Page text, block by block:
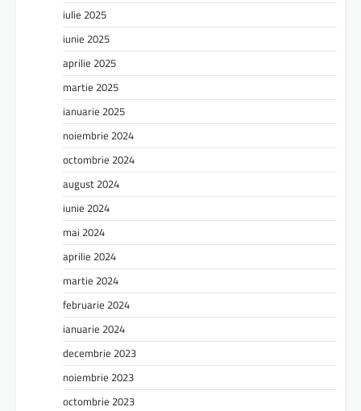
iulie 2025
iunie 2025
aprilie 2025
martie 2025
ianuarie 2025
noiembrie 2024
octombrie 2024
august 2024
iunie 2024
mai 2024
aprilie 2024
martie 2024
februarie 2024
ianuarie 2024
decembrie 2023
noiembrie 2023
octombrie 2023